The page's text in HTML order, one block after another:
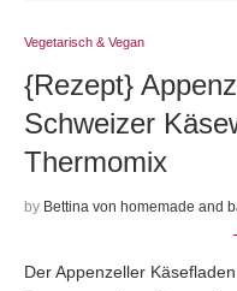
Vegetarisch & Vegan
{Rezept}
Schweizer
Thermomix
by Bettina von homemade and
Der Appenzeller